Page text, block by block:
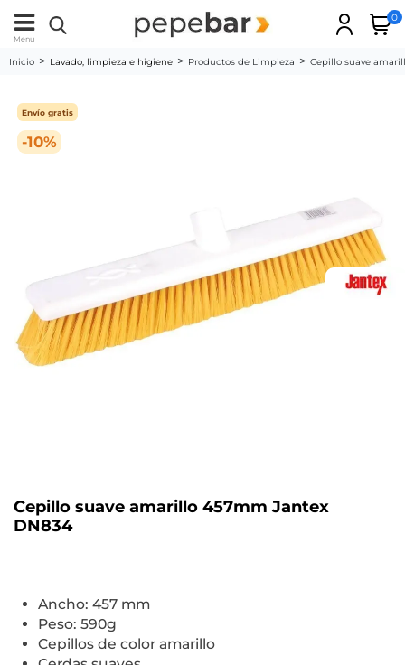
Menu
0
Inicio Lavado, limpieza e higiene Productos de Limpieza Cepillo suave
-10%
Envío gratis
Cepillo suave amarillo 457mm Jantex
DN834
Ancho: 457 mm
Peso: 590g
Cepillos de color amarillo